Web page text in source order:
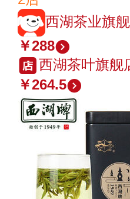
西湖茶业旗
￥288
西湖茶叶旗舰
￥264.5